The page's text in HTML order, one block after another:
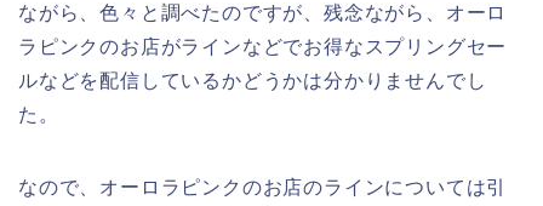
ながら、色々と調べたのですが、残念ながら、オーロ
ラピンクのお店がラインなどでお得なスプリングセー
ルなどを配信しているかどうかは分かりませんでし
た。
なので、オーロラピンクのお店のラインについては引